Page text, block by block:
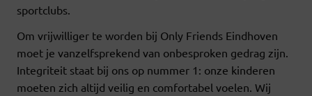
sportclubs.
Om vrijwilliger te worden bij Only Friends Eindhoven
moet je vanzelfsprekend van onbesproken gedrag zijn.
Integriteit staat bij ons op nummer 1: onze kinderen
moeten zich altijd veilig en comfortabel voelen. Wij